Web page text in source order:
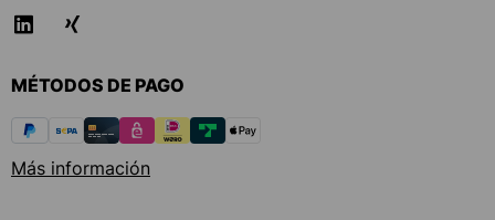
MÉTODOS DE PAGO
Más información